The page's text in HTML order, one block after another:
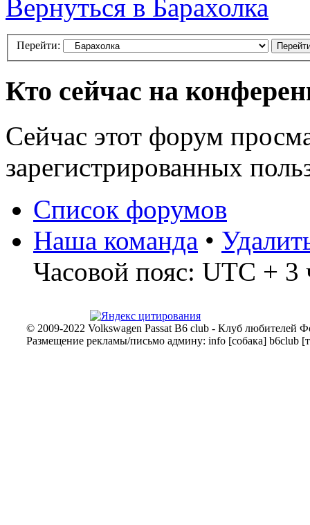
Вернуться в Барахолка
Перейти:
Кто сейчас на
Сейчас этот форум
зарегистрированных
Список форумов
Наша команда •
Часовой пояс: UTC + 3
© 2009-2022 Volkswagen Passat B6 club - Клуб любителей
Размещение рекламы/письмо админу: info [собака] b6club